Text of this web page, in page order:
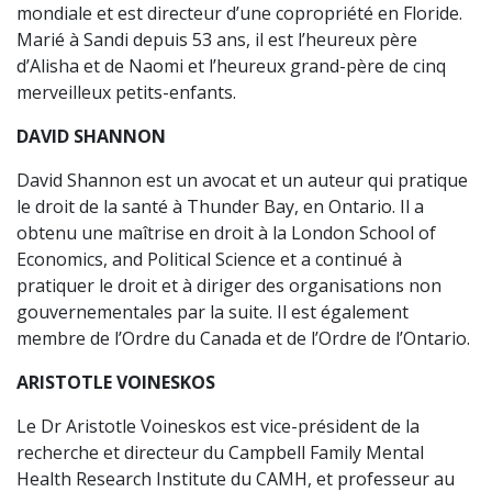
mondiale et est directeur d’une copropriété en Floride.
Marié à Sandi depuis 53 ans, il est l’heureux père
d’Alisha et de Naomi et l’heureux grand-père de cinq
merveilleux petits-enfants.
DAVID SHANNON
David Shannon est un avocat et un auteur qui pratique
le droit de la santé à Thunder Bay, en Ontario. Il a
obtenu une maîtrise en droit à la London School of
Economics, and Political Science et a continué à
pratiquer le droit et à diriger des organisations non
gouvernementales par la suite. Il est également
membre de l’Ordre du Canada et de l’Ordre de l’Ontario.
ARISTOTLE VOINESKOS
Le Dr Aristotle Voineskos est vice-président de la
recherche et directeur du Campbell Family Mental
Health Research Institute du CAMH, et professeur au